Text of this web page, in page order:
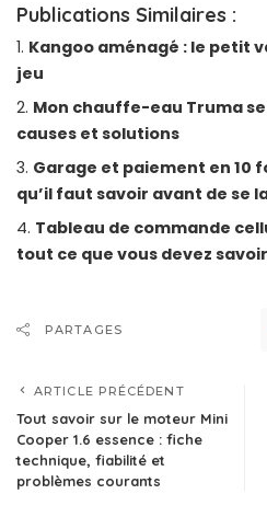
Publications Similaires :
Kangoo aménagé : le petit
jeu
Mon chauffe-eau Truma
causes et solutions
Garage et paiement en 10
qu’il faut savoir avant de se
Tableau de commande
tout ce que vous devez savoir
PARTAGES
ARTICLE PRÉCÉDENT
Tout savoir sur le moteur Mini
Cooper 1.6 essence : fiche
technique, fiabilité et
problèmes courants